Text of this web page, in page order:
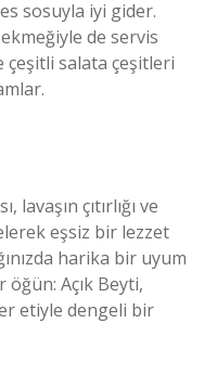
sosuyla iyi gider.
de servis
çeşitli salata çeşitleri
çıtırlığı ve
eşsiz bir lezzet
harika bir uyum
Açık Beyti,
etiyle dengeli bir